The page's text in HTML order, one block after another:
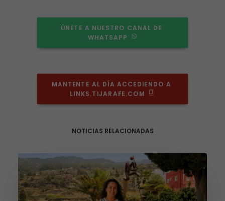
ÚNETE A NUESTRO CANAL DE
WHATSAPP
MANTENTE AL DÍA ACCEDIENDO A
LINKS.TIJARAFE.COM
NOTICIAS RELACIONADAS
Necesarias
Estas
cookies no